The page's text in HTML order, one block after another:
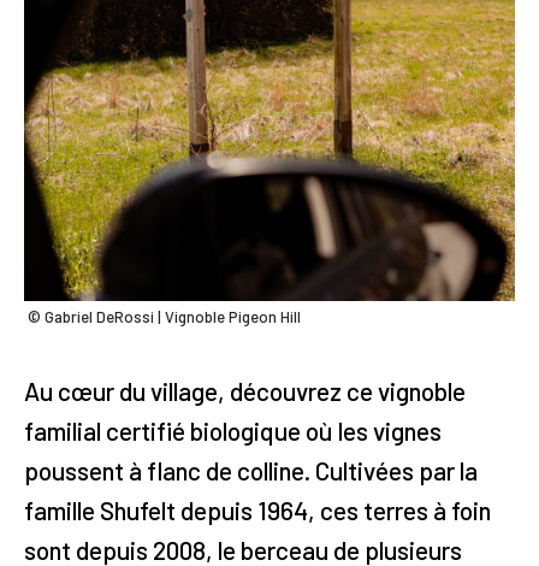
© Gabriel DeRossi | Vignoble Pigeon Hill
Au cœur du village, découvrez ce vignoble
familial certifié biologique où les vignes
poussent à flanc de colline. Cultivées par la
famille Shufelt depuis 1964, ces terres à foin
sont depuis 2008, le berceau de plusieurs